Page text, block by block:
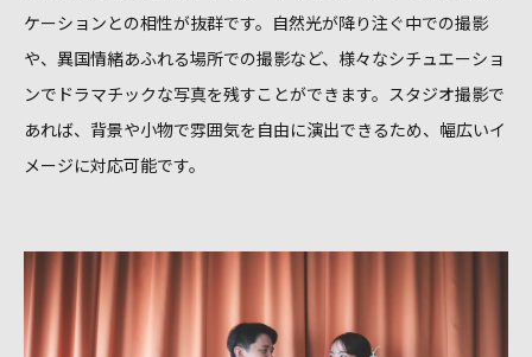
ケーションとの相性が抜群です。自然光が降り注ぐ中での撮影
や、異国情緒あふれる場所での撮影など、様々なシチュエーショ
ンでドラマチックな写真を残すことができます。スタジオ撮影で
あれば、背景や小物で雰囲気を自由に演出できるため、幅広いイ
メージに対応可能です。